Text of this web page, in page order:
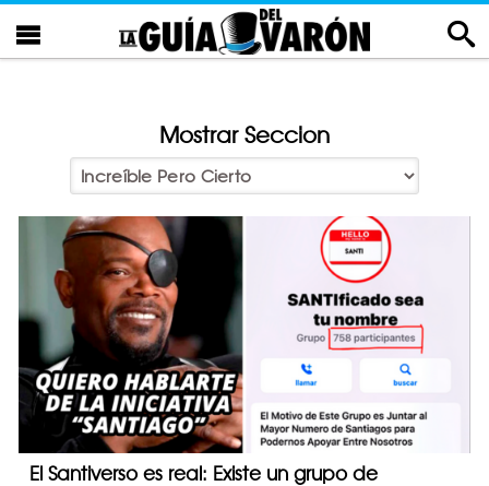
Mostrar Seccion
El Santiverso es real: Existe un grupo de